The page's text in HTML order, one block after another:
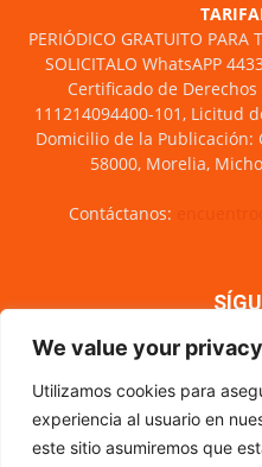
We value your privacy
Utilizamos cookies para
experiencia al usuario en
este sitio asumiremos que
PERIÓDICO GRATUITO PARA
SOLICITALO WhatsAPP
Certificado de
111214094400-101, Licitud
Domicilio de la Publicación:
58000, Morelia,
Contáctanos:
Nosotros